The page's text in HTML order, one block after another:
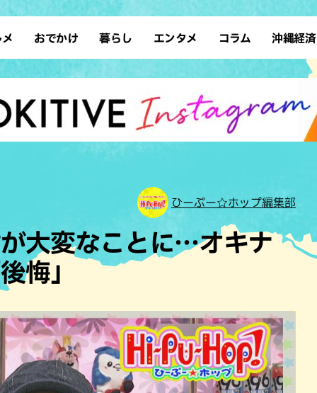
ン 沖縄そば
ウト カフェ
和食・日本料理
イタリアン
フレンチ
・焼肉 焼鳥・串料理
肉料理 居酒屋・バー
イキング
カレー
ガー タコス・タコライス
おでかけ
デート ドライブ
散歩 ソロ活
アート
ホテル
サウナ 公園
沖縄の海
暮らし
レシピ SDGs
ファッション ローカルニュース
沖縄移住 沖縄旧暦行事
エンタメ
スポーツ 占い
タレント・芸人 テレビ
コラム 沖縄経済
ひーぷー☆ホップ編集部
大変なことに…オキナ
悔」